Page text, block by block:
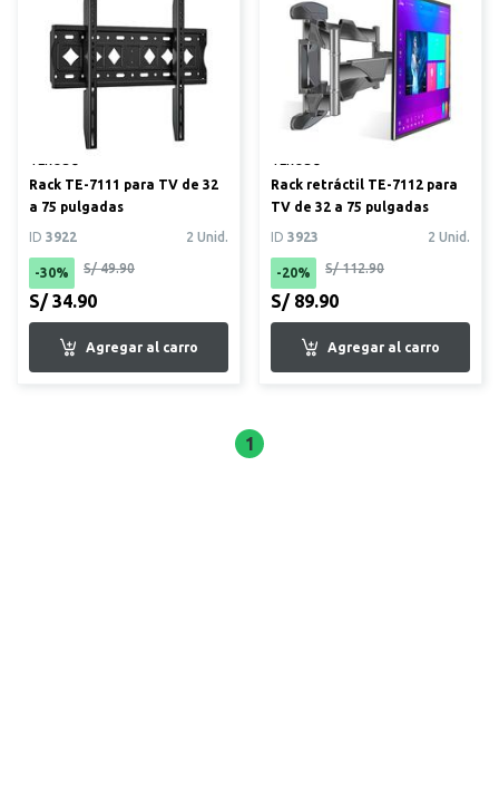
Rack TE-7111 para TV de 32
a 75 pulgadas
ID 3922 2 Unid.
-30% S/ 49.90
S/ 34.90
Rack retráctil TE-7112 para
TV de 32 a 75 pulgadas
ID 3923 2 Unid.
-20% S/ 112.90
S/ 89.90
1